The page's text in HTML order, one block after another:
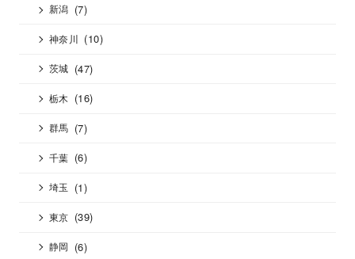
新潟 (7)
神奈川 (10)
茨城 (47)
栃木 (16)
群馬 (7)
千葉 (6)
埼玉 (1)
東京 (39)
静岡 (6)